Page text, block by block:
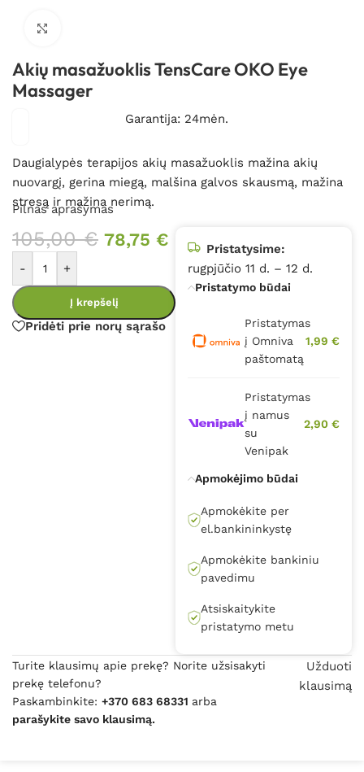
Akių masažuoklis TensCare OKO Eye
Massager
Garantija: 24mėn.
Daugialypės terapijos akių masažuoklis mažina akių
nuovargį, gerina miegą, malšina galvos skausmą, mažina
stresą ir mažina nerimą.
Pilnas aprašymas
105,00€ 78,75 €
- +
Į krepšelį
Pridėti prie norų sąrašo
Pristatysime:
rugpjūčio 11 d. – 12 d.
Pristatymo būdai
Pristatymas
į Omniva
paštomatą
1,99 €
Pristatymas
į namus
su
Venipak
2,90 €
Apmokėjimo būdai
Apmokėkite per
el.bankininkystę
Apmokėkite bankiniu
pavedimu
Atsiskaitykite
pristatymo metu
Turite klausimų apie prekę? Norite užsisakyti
prekę telefonu?
Paskambinkite: +370 683 68331 arba
parašykite savo klausimą.
Užduoti
klausimą